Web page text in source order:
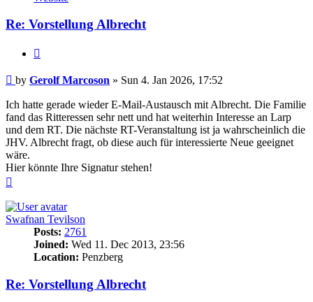
Marcoson
Re: Vorstellung Albrecht
Post
by Gerolf Marcoson » Sun 4. Jan 2026, 17:52
Ich hatte gerade wieder E-Mail-Austausch mit Albrecht. Die Familie
fand das Ritteressen sehr nett und hat weiterhin Interesse an Larp
und dem RT. Die nächste RT-Veranstaltung ist ja wahrscheinlich die
JHV. Albrecht fragt, ob diese auch für interessierte Neue geeignet
wäre.
Hier könnte Ihre Signatur stehen!
Swafnan Tevilson
Posts: 2761
Joined: Wed 11. Dec 2013, 23:56
Location: Penzberg
Re: Vorstellung Albrecht